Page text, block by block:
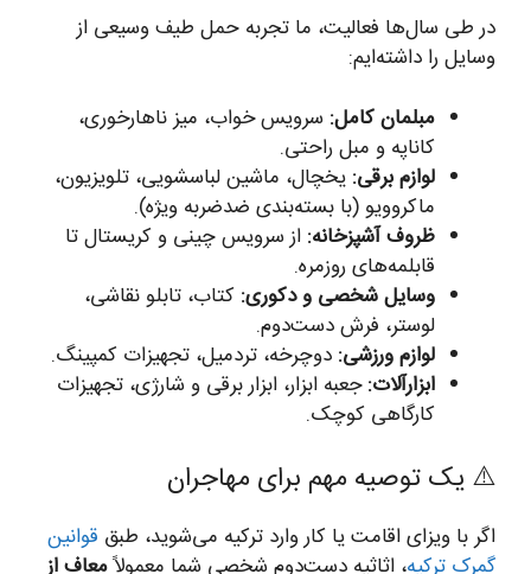
در طی سال‌ها فعالیت، ما تجربه حمل طیف وسیعی از
وسایل را داشته‌ایم:
مبلمان کامل: سرویس خواب، میز ناهارخوری،
کاناپه و مبل راحتی.
لوازم برقی: یخچال، ماشین لباسشویی، تلویزیون،
ماکروویو (با بسته‌بندی ضدضربه ویژه).
ظروف آشپزخانه: از سرویس چینی و کریستال تا
قابلمه‌های روزمره.
وسایل شخصی و دکوری: کتاب، تابلو نقاشی،
لوستر، فرش دست‌دوم.
لوازم ورزشی: دوچرخه، تردمیل، تجهیزات کمپینگ.
ابزارآلات:جعبه ابزار، ابزار برقی و شارژی، تجهیزات
کارگاهی کوچک.
⚠️ یک توصیه مهم برای مهاجران
اگر با ویزای اقامت یا کار وارد ترکیه می‌شوید، طبق قوانین
گمرک ترکیه، اثاثیه دست‌دوم شخصی شما معمولاًمعاف از